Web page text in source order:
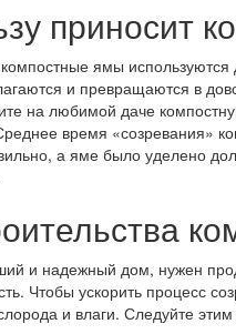
приносит
ямы
и превращаются в
на любимой даче
время «созревания»
а яме было уделено
и надежный дом, нужен
Чтобы ускорить процесс
и влаги. Следуйте